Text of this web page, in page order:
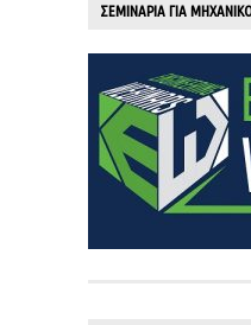
ΣΕΜΙΝΑΡΙΑ ΓΙΑ